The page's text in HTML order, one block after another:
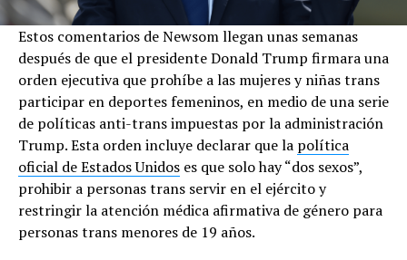
Estos comentarios de Newsom llegan unas semanas
después de que el presidente Donald Trump firmara una
orden ejecutiva que prohíbe a las mujeres y niñas trans
participar en deportes femeninos, en medio de una serie
de políticas anti-trans impuestas por la administración
Trump. Esta orden incluye declarar que la política
oficial de Estados Unidos es que solo hay “dos sexos”,
prohibir a personas trans servir en el ejército y
restringir la atención médica afirmativa de género para
personas trans menores de 19 años.